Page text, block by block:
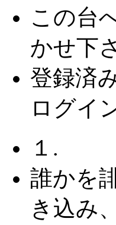
この台
かせ下
登録済
ログイ
１.
誰かを
き込み